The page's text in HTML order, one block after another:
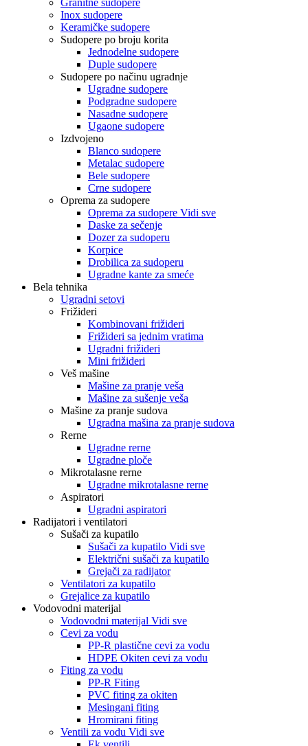
Granitne sudopere
Inox sudopere
Keramičke sudopere
Sudopere po broju korita
Jednodelne sudopere
Duple sudopere
Sudopere po načinu ugradnje
Ugradne sudopere
Podgradne sudopere
Nasadne sudopere
Ugaone sudopere
Izdvojeno
Blanco sudopere
Metalac sudopere
Bele sudopere
Crne sudopere
Oprema za sudopere
Oprema za sudopere Vidi sve
Daske za sečenje
Dozer za sudoperu
Korpice
Drobilica za sudoperu
Ugradne kante za smeće
Bela tehnika
Ugradni setovi
Frižideri
Kombinovani frižideri
Frižideri sa jednim vratima
Ugradni frižideri
Mini frižideri
Veš mašine
Mašine za pranje veša
Mašine za sušenje veša
Mašine za pranje sudova
Ugradna mašina za pranje sudova
Rerne
Ugradne rerne
Ugradne ploče
Mikrotalasne rerne
Ugradne mikrotalasne rerne
Aspiratori
Ugradni aspiratori
Radijatori i ventilatori
Sušači za kupatilo
Sušači za kupatilo Vidi sve
Električni sušači za kupatilo
Grejači za radijator
Ventilatori za kupatilo
Grejalice za kupatilo
Vodovodni materijal
Vodovodni materijal Vidi sve
Cevi za vodu
PP-R plastične cevi za vodu
HDPE Okiten cevi za vodu
Fiting za vodu
PP-R Fiting
PVC fiting za okiten
Mesingani fiting
Hromirani fiting
Ventili za vodu Vidi sve